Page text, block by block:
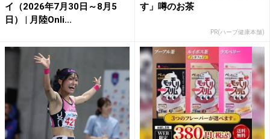
イ（2026年7月30日～8月5
日） | 月陸Onli...
す」噂のお茶
PR(ハーブ健康本舗)